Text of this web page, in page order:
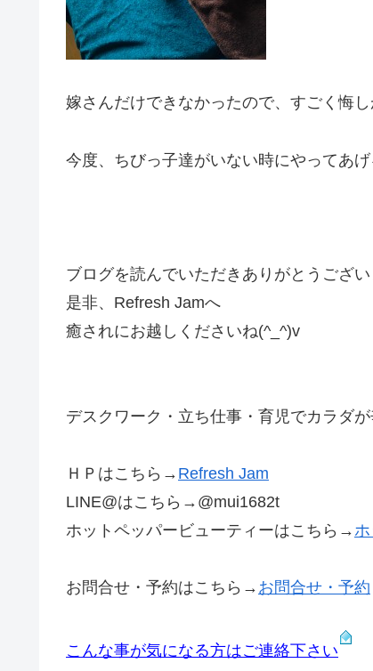
嫁さんだけできなかったので、すごく悔
今度、ちびっ子達がいない時にやってあ
ブログを読んでいただきありがとうござ
是非、Refresh Jamへ
癒されにお越しくださいね(^_^)v
デスクワーク・立ち仕事・育児でカラダ
ＨＰはこちら→ Refresh Jam
LINE@はこちら→@mui1682t
ホットペッパービューティーはこちら→
お問合せ・予約はこちら→ お問合せ・予約
こんな事が気になる方はご連絡下さい